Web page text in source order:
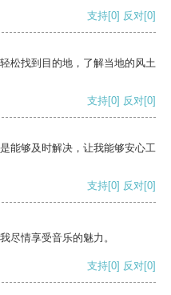
支持[0] 反对[0]
松找到目的地，了解当地的风土
支持[0] 反对[0]
能够及时解决，让我能够安心工
支持[0] 反对[0]
尽情享受音乐的魅力。
支持[0] 反对[0]